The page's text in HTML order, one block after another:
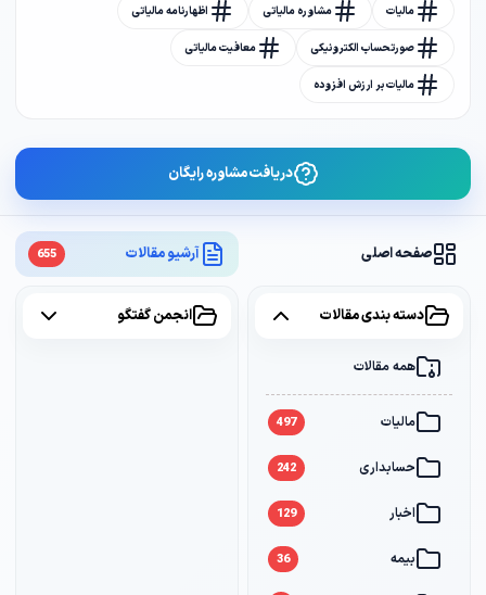
صفحه اصلی آرشیو مقالات 655
دسته بندی مقالات
همه مقالات
مالیات 497
حسابداری 242
اخبار 129
بیمه 36
انجمن گفتگو
مالیات مشاوره مالیاتی اظهارنامه مالیاتی
صورتحساب الکترونیکی معافیت مالیاتی
مالیات بر ارزش افزوده
دریافت مشاوره رایگان